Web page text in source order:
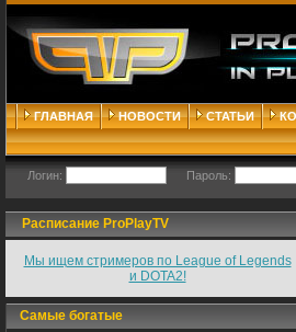
ГЛАВНАЯ НОВОСТИ СТАТЬИ
Логин: Пароль:
Расписание ProPlayTV
Мы ищем стримеров по League of Legends
и DOTA2!
Самые богатые